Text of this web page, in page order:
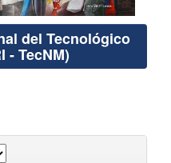
del Tecnológico
- TecNM)